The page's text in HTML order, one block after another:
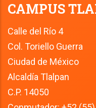
CAMPUS
Calle del Río 4
Col. Toriello Guerra
Ciudad de México
Alcaldía Tlalpan
C.P. 14050